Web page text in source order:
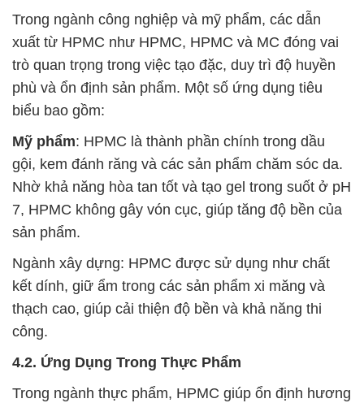
Trong ngành công nghiệp và mỹ phẩm, các dẫn
xuất từ HPMC như HPMC, HPMC và MC đóng vai
trò quan trọng trong việc tạo đặc, duy trì độ huyền
phù và ổn định sản phẩm. Một số ứng dụng tiêu
biểu bao gồm:
Mỹ phẩm: HPMC là thành phần chính trong dầu
gội, kem đánh răng và các sản phẩm chăm sóc da.
Nhờ khả năng hòa tan tốt và tạo gel trong suốt ở pH
7, HPMC không gây vón cục, giúp tăng độ bền của
sản phẩm.
Ngành xây dựng: HPMC được sử dụng như chất
kết dính, giữ ẩm trong các sản phẩm xi măng và
thạch cao, giúp cải thiện độ bền và khả năng thi
công.
4.2. Ứng Dụng Trong Thực Phẩm
Trong ngành thực phẩm, HPMC giúp ổn định hương